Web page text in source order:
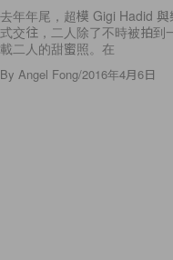
去年年尾，超模 Gigi Hadid
式交往，二人除了不時被拍
載二人的甜蜜照。在
By Angel Fong/2016年4月6日